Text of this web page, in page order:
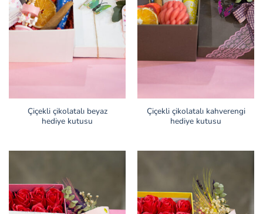
Çiçekli çikolatalı beyaz
hediye kutusu
Çiçekli çikolatalı kahverengi
hediye kutusu